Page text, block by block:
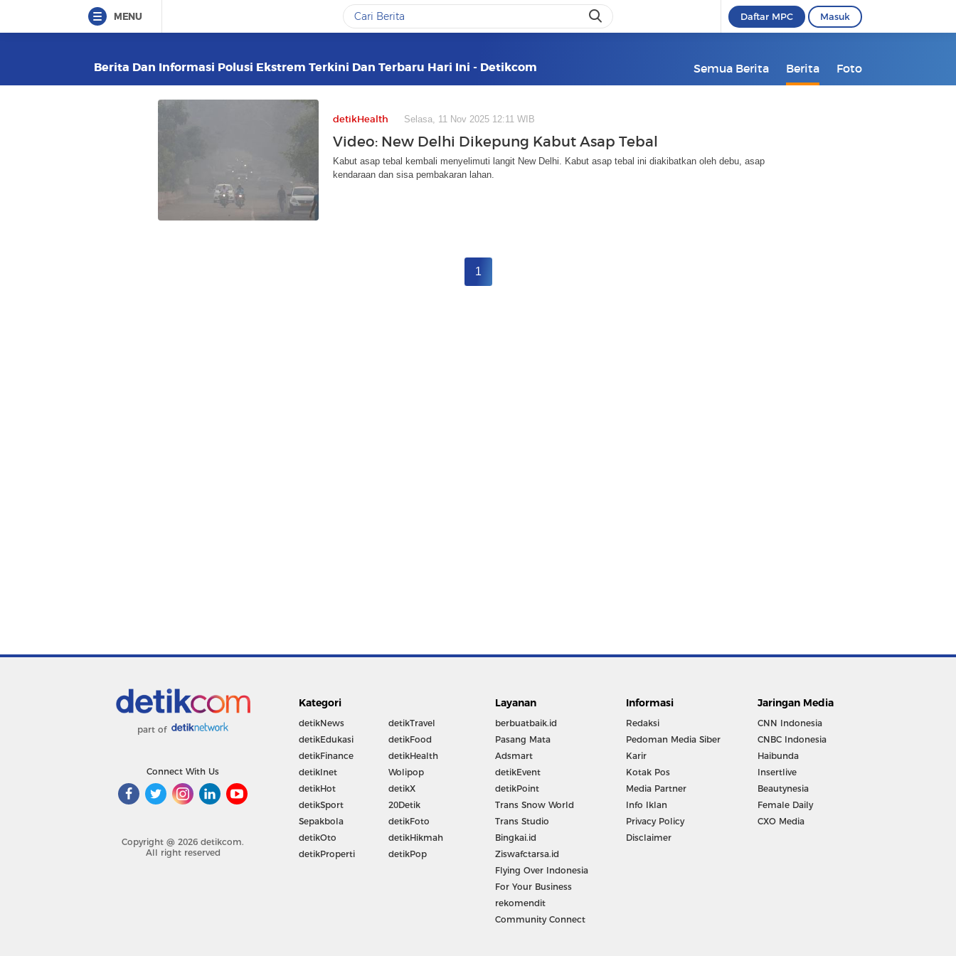
MENU Daftar MPC Masuk
Berita Dan Informasi Polusi Ekstrem Terkini Dan Terbaru Hari Ini - Detikcom Semua Berita Berita Foto
detikHealth Selasa, 11 Nov 2025 12:11 WIB
Video: New Delhi Dikepung Kabut Asap Tebal
Kabut asap tebal kembali menyelimuti langit New Delhi. Kabut asap tebal ini diakibatkan oleh debu, asap
kendaraan dan sisa pembakaran lahan.
1
part of
Connect With Us
Copyright @ 2026 detikcom.
All right reserved
Kategori
detikNews
detikEdukasi
detikFinance
detikInet
detikHot
detikSport
Sepakbola
detikOto
detikProperti
detikTravel
detikFood
detikHealth
Wolipop
detikX
20Detik
detikFoto
detikHikmah
detikPop
Layanan
berbuatbaik.id
Pasang Mata
Adsmart
detikEvent
detikPoint
Trans Snow World
Trans Studio
Bingkai.id
Ziswafctarsa.id
Flying Over Indonesia
For Your Business
rekomendit
Community Connect
Informasi
Redaksi
Pedoman Media Siber
Karir
Kotak Pos
Media Partner
Info Iklan
Privacy Policy
Disclaimer
Jaringan Media
CNN Indonesia
CNBC Indonesia
Haibunda
Insertlive
Beautynesia
Female Daily
CXO Media